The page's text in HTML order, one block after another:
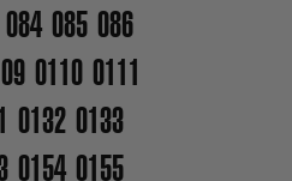
084 085 086
0110 0111
0132 0133
0154 0155